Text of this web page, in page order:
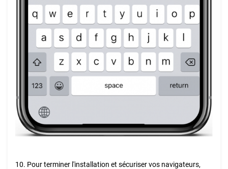
10. Pour terminer l'installation et sécuriser vos navigateurs,